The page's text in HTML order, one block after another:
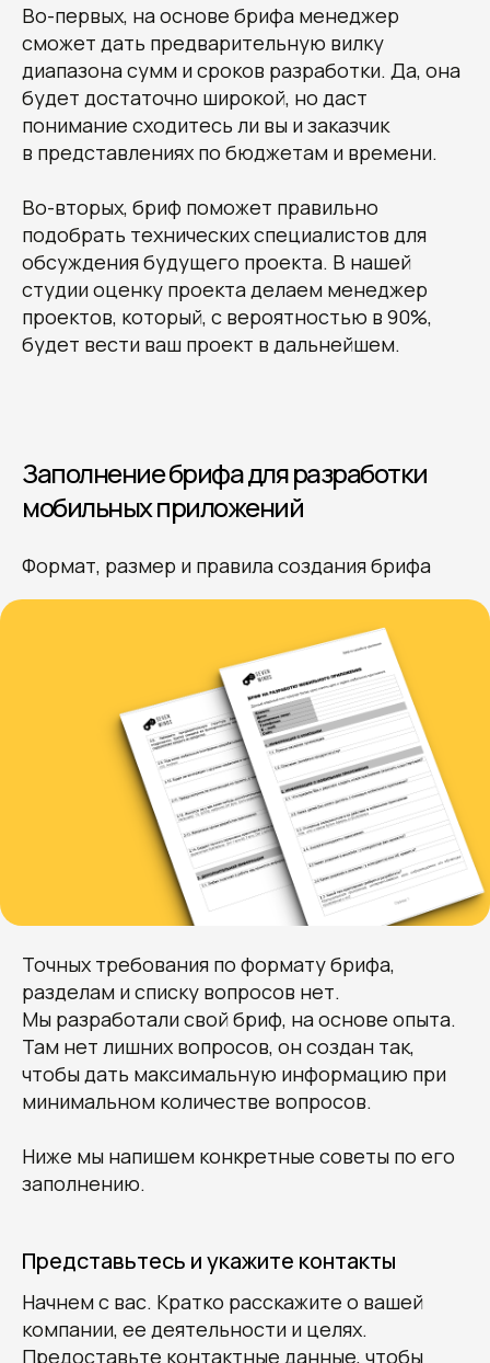
Во-первых, на основе брифа менеджер
сможет дать предварительную вилку
диапазона сумм и сроков разработки. Да, она
будет достаточно широкой, но даст
понимание сходитесь ли вы и заказчик
в представлениях по бюджетам и времени.
Во-вторых, бриф поможет правильно
подобрать технических специалистов для
обсуждения будущего проекта. В нашей
студии оценку проекта делаем менеджер
проектов, который, с вероятностью в 90%,
будет вести ваш проект в дальнейшем.
Заполнение брифа для разработки
мобильных приложений
Формат, размер и правила создания брифа
Точных требования по формату брифа,
разделам и списку вопросов нет.
Мы разработали свой бриф, на основе опыта.
Там нет лишних вопросов, он создан так,
чтобы дать максимальную информацию при
минимальном количестве вопросов.
Ниже мы напишем конкретные советы по его
заполнению.
Представьтесь и укажите контакты
Начнем с вас. Кратко расскажите о вашей
компании, ее деятельности и целях.
Предоставьте контактные данные, чтобы